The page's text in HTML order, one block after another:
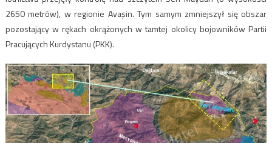
2650 metrów), w regionie Avaşin. Tym samym zmniejszył się obszar
pozostający w rękach okrążonych w tamtej okolicy bojowników Partii
Pracujących Kurdystanu (PKK).